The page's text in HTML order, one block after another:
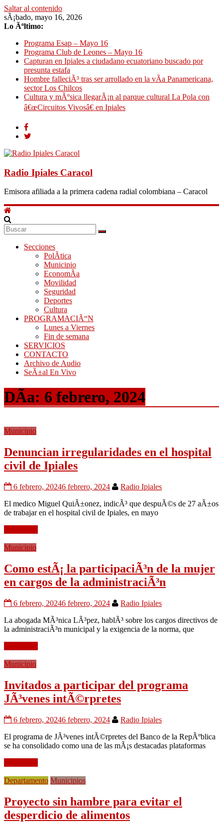
Saltar al contenido
sÃ¡bado, mayo 16, 2026
Lo Ãºltimo:
Programa Esap – Mayo 16
Programa Club de Leones – Mayo 16
Capturan en Ipiales a ciudadano ecuatoriano buscado por
presunta estafa
Hombre falleciÃ³ tras ser arrollado en la vÃ­a Panamericana,
sector Los Chilcos
Cultura y mÃºsica llegarÃ¡n al parque cultural La Pola con
â€œCircuitos Vivosâ€ en Ipiales
Radio Ipiales Caracol
Emisora afiliada a la primera cadena radial colombiana – Caracol
Secciones
PolÃ­tica
Municipio
EconomÃ­a
Movilidad
Seguridad
Deportes
Cultura
PROGRAMACIÃ“N
Lunes a Viernes
Fin de semana
SERVICIOS
CONTACTO
Archivo de Audio
SeÃ±al En Vivo
DÃ­a: 6 febrero, 2024
Municipio
Denuncian irregularidades en el hospital
civil de Ipiales
6 febrero, 20246 febrero, 2024
Radio Ipiales
El medico Miguel QuiÃ±onez, indicÃ³ que despuÃ©s de 27 aÃ±os
de trabajar en el hospital civil de Ipiales, en mayo
Municipio
Como estÃ¡ la participaciÃ³n de la mujer
en cargos de la administraciÃ³n
6 febrero, 20246 febrero, 2024
Radio Ipiales
La abogada MÃ³nica LÃ³pez, hablÃ³ sobre los cargos directivos de
la administraciÃ³n municipal y la exigencia de la norma, que
Municipio
Invitados a participar del programa
JÃ³venes intÃ©rpretes
6 febrero, 20246 febrero, 2024
Radio Ipiales
El programa de JÃ³venes intÃ©rpretes del Banco de la RepÃºblica
se ha consolidado como una de las mÃ¡s destacadas plataformas
Departamento Municipios
Proyecto sin hambre para evitar el
desperdicio de alimentos